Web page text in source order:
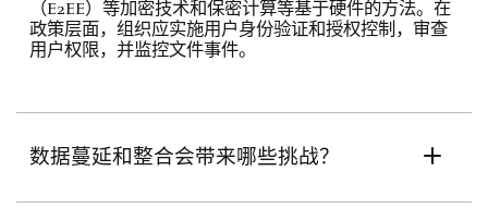
（E2EE）等加密技术和保密计算等基于硬件的方法。在
政策层面，组织应实施用户身份验证和授权控制，审查
用户权限，并监控文件事件。
数据蔓延和整合会带来哪些挑战？